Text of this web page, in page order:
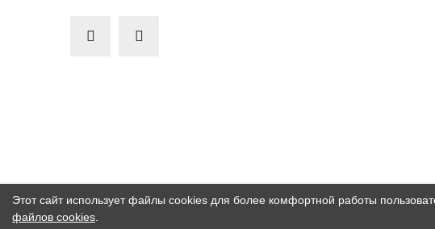
Этот сайт использует файлы cookies для более комфортной работы
файлов cookies